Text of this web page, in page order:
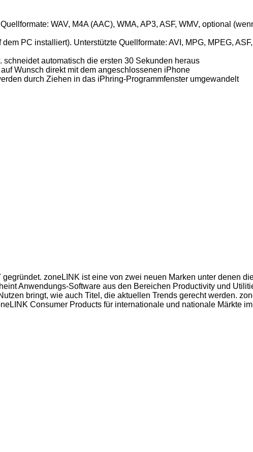
WAV, M4A (AAC), WMA, AP3, ASF, WMV, optional
PC installiert). Unterstützte Quellformate: AVI, MPG, MPEG,
automatisch die ersten 30 Sekunden heraus
Wunsch direkt mit dem angeschlossenen iPhone
durch Ziehen in das iPhring-Programmfenster umgewandelt
zoneLINK ist eine von zwei neuen Marken unter denen
Anwendungs-Software aus den Bereichen Productivity und
bringt, wie auch Titel, die aktuellen Trends gerecht werden.
Consumer Products für internationale und nationale Märkte